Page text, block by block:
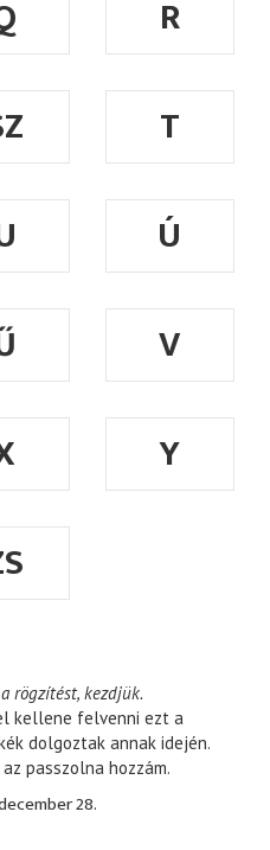
R
T
Ú
V
Y
rögzítést, kezdjük.
kellene felvenni ezt a
dolgoztak annak idején.
passzolna hozzám.
28.